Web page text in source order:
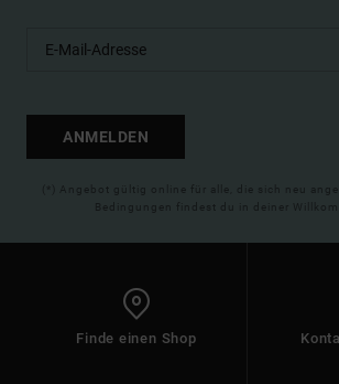
ANMELDEN
(*) Angebot gültig online für alle, die sich neu
Bedingungen findest du in deiner
Finde einen Shop